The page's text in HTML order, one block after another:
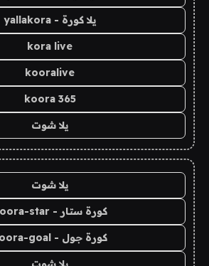
يلا كورة - yallakora
kora live
kooralive
koora 365
يلا شوت
يلا شوت
كورة ستار - koora-star
كورة جول - koora-goal